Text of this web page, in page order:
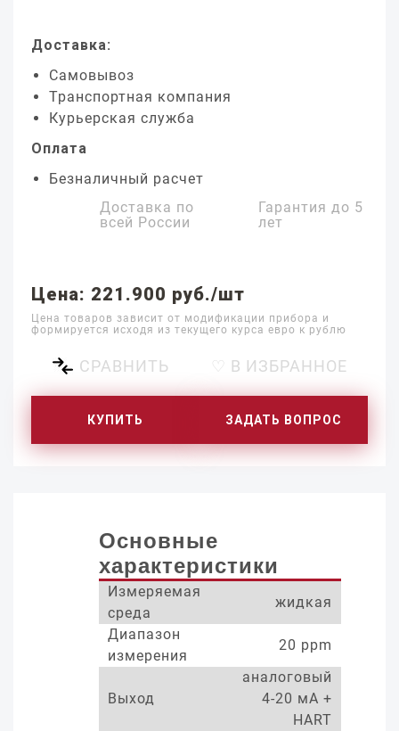
Доставка:
Самовывоз
Транспортная компания
Курьерская служба
Оплата
Безналичный расчет
Доставка по
всей России
Гарантия до 5
лет
Цена: 221.900 руб./шт
Цена товаров зависит от модификации прибора и
формируется исходя из текущего курса евро к рублю
СРАВНИТЬ ♡ В ИЗБРАННОЕ
КУПИТЬ ЗАДАТЬ ВОПРОС
Основные
характеристики
Измеряемая
среда
жидкая
Диапазон
измерения
20 ppm
Выход
аналоговый
4-20 мА +
HART